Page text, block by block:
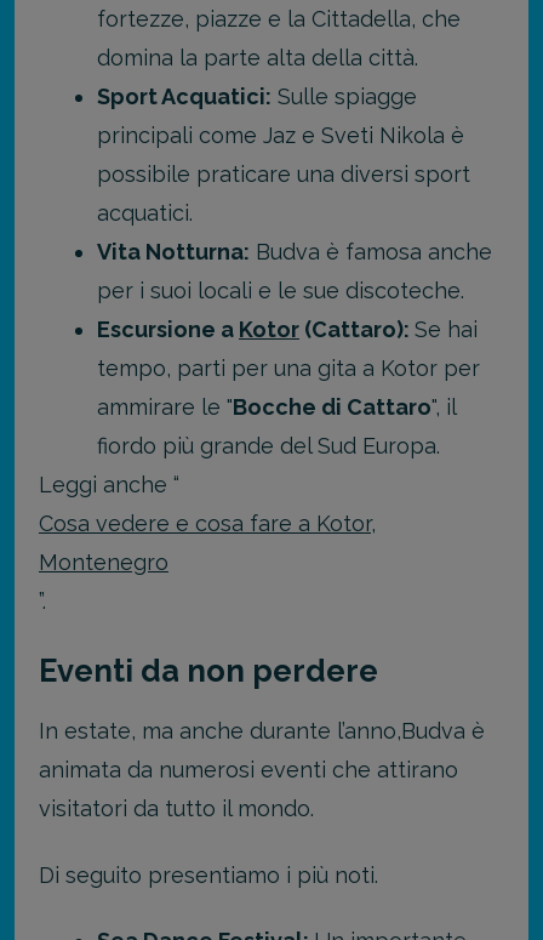
fortezze, piazze e la Cittadella, che
domina la parte alta della città.
Sport Acquatici: Sulle spiagge
principali come Jaz e Sveti Nikola è
possibile praticare una diversi sport
acquatici.
Vita Notturna: Budva è famosa anche
per i suoi locali e le sue discoteche.
Escursione a Kotor (Cattaro): Se hai
tempo, parti per una gita a Kotor per
ammirare le "Bocche di Cattaro", il
fiordo più grande del Sud Europa.
Leggi anche “
Cosa vedere e cosa fare a Kotor,
Montenegro
”.
Eventi da non perdere
In estate, ma anche durante l’anno,Budva è
animata da numerosi eventi che attirano
visitatori da tutto il mondo.
Di seguito presentiamo i più noti.